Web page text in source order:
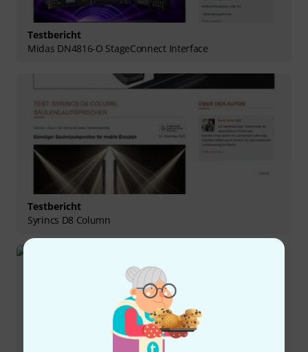
Testbericht
Midas DN4816-O StageConnect Interface
Testbericht
Syrincs D8 Column